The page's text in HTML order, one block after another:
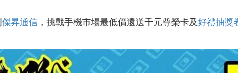
傑昇通信 ，挑戰手機市場最低價還送千元尊榮卡及好禮抽獎